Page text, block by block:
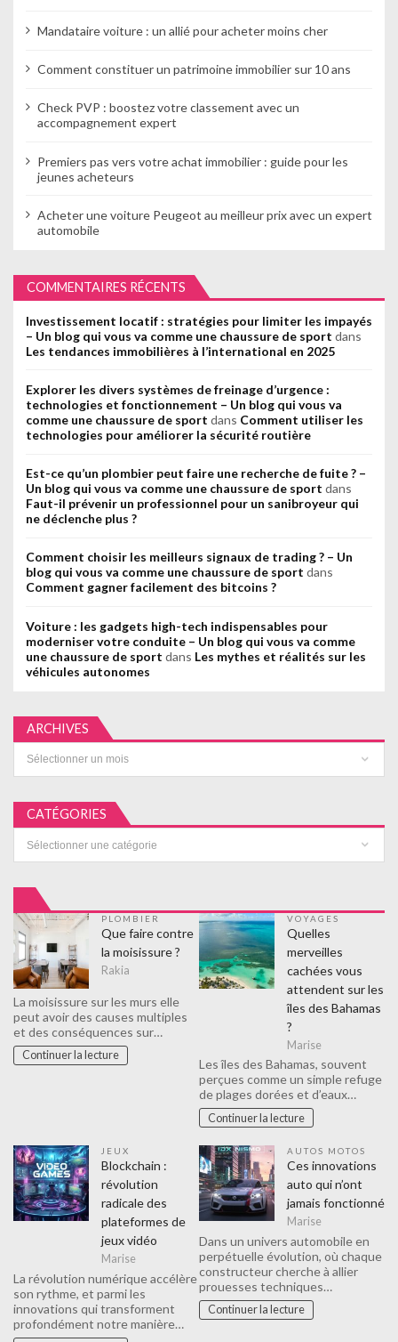
Mandataire voiture : un allié pour acheter moins cher
Comment constituer un patrimoine immobilier sur 10 ans
Check PVP : boostez votre classement avec un
accompagnement expert
Premiers pas vers votre achat immobilier : guide pour les
jeunes acheteurs
Acheter une voiture Peugeot au meilleur prix avec un expert
automobile
COMMENTAIRES RÉCENTS
Investissement locatif : stratégies pour limiter les impayés
– Un blog qui vous va comme une chaussure de sport dans
Les tendances immobilières à l’international en 2025
Explorer les divers systèmes de freinage d’urgence :
technologies et fonctionnement – Un blog qui vous va
comme une chaussure de sport dans Comment utiliser les
technologies pour améliorer la sécurité routière
Est-ce qu’un plombier peut faire une recherche de fuite ? –
Un blog qui vous va comme une chaussure de sport dans
Faut-il prévenir un professionnel pour un sanibroyeur qui
ne déclenche plus ?
Comment choisir les meilleurs signaux de trading ? – Un
blog qui vous va comme une chaussure de sport dans
Comment gagner facilement des bitcoins ?
Voiture : les gadgets high-tech indispensables pour
moderniser votre conduite – Un blog qui vous va comme
une chaussure de sport dans Les mythes et réalités sur les
véhicules autonomes
ARCHIVES
CATÉGORIES
PLOMBIER
Que faire contre
la moisissure ?
Rakia
La moisissure sur les murs elle
peut avoir des causes multiples
et des conséquences sur…
Continuer la lecture
VOYAGES
Quelles
merveilles
cachées vous
attendent sur les
îles des Bahamas
?
Marise
Les îles des Bahamas, souvent
perçues comme un simple refuge
de plages dorées et d’eaux…
Continuer la lecture
JEUX
Blockchain :
révolution
radicale des
plateformes de
jeux vidéo
Marise
La révolution numérique accélère
son rythme, et parmi les
innovations qui transforment
profondément notre manière…
AUTOS MOTOS
Ces innovations
auto qui n’ont
jamais fonctionné
Marise
Dans un univers automobile en
perpétuelle évolution, où chaque
constructeur cherche à allier
prouesses techniques…
Continuer la lecture